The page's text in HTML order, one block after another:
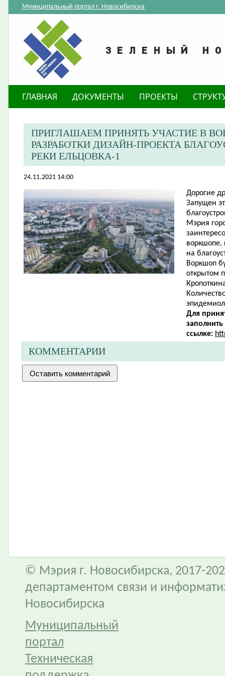
Муниципальный портал г. Новосибирска
ГЛАВНАЯ ДОКУМЕНТЫ ПРОЕКТЫ
ПРИГЛАШАЕМ ПРИНЯТЬ УЧАСТИЕ В
РАЗРАБОТКИ ДИЗАЙН-ПРОЕКТА
РЕКИ ЕЛЬЦОВКА-1
24.11.2021 14:00
Дорогие
Запущен
Мэрия
воркшопе,
на
Воркшоп
открытом
Для
ссылке:
КОММЕНТАРИИ
© Мэрия г. Новосибирска, 2017-
департаментом связи и
Новосибирска
Муниципальный
портал
Техническая